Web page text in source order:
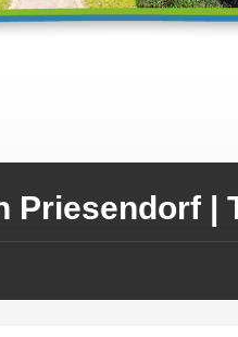
Priesendorf |